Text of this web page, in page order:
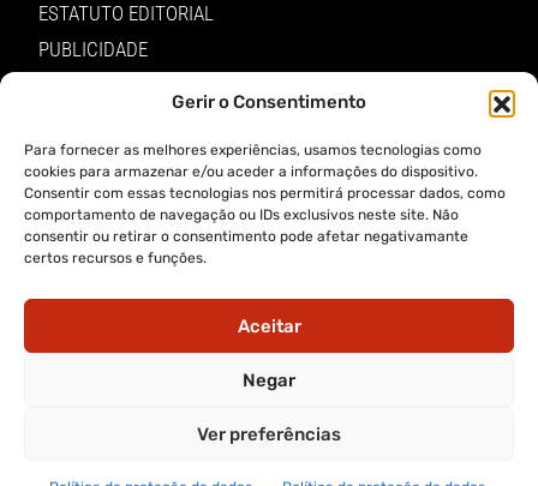
Gerir o Consentimento
Para fornecer as melhores experiências, usamos tecnologias como
cookies para armazenar e/ou aceder a informações do dispositivo.
Consentir com essas tecnologias nos permitirá processar dados, como
comportamento de navegação ou IDs exclusivos neste site. Não
consentir ou retirar o consentimento pode afetar negativamante
certos recursos e funções.
Aceitar
Negar
Ver preferências
ESTATUTO EDITORIAL
PUBLICIDADE
TERMOS E PRIVACIDADE
POLÍTICA DE PROTEÇÃO DE DADOS E DE PRIVACIDADE
TERMOS E CONDIÇÕES DA COMPRA
APP A VOZ DE TRÁS-OS-MONTES
APP ALERTA TRÁS-OS-MONTES